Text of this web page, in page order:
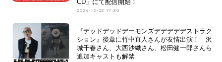
CD」にて配信開始！
2024-10-25 17:30
『デッドデッドデーモンズデデデデデストラク
ション』後章に竹中直人さんが友情出演！ 沢
城千春さん、大西沙織さん、松田健一郎さんら
追加キャストも解禁